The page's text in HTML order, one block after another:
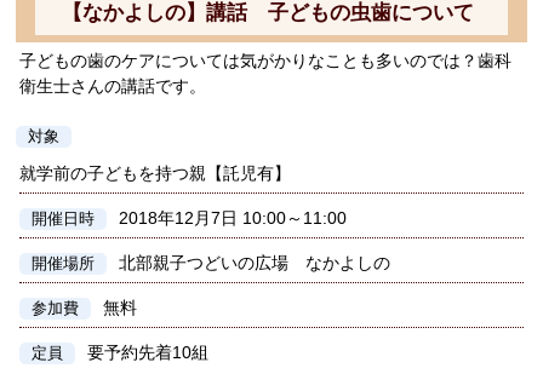
【なかよしの】講話 子どもの虫歯について
子どもの歯のケアについては気がかりなことも多いのでは？歯科
衛生士さんの講話です。
対象
就学前の子どもを持つ親【託児有】
開催日時 2018年12月7日 10:00～11:00
開催場所 北部親子つどいの広場 なかよしの
参加費 無料
定員 要予約先着10組